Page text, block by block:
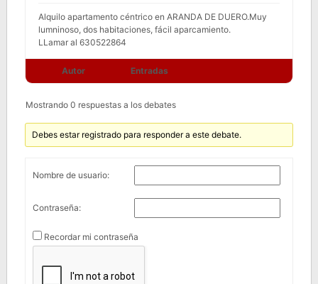
Alquilo apartamento céntrico en ARANDA DE DUERO.Muy
lumninoso, dos habitaciones, fácil aparcamiento.
LLamar al 630522864
Autor Entradas
Mostrando 0 respuestas a los debates
Debes estar registrado para responder a este debate.
Nombre de usuario:
Contraseña:
Recordar mi contraseña